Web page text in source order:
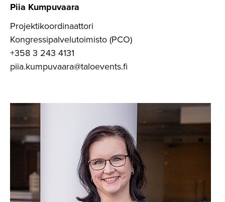
Piia Kumpuvaara
Projektikoordinaattori
Kongressipalvelutoimisto (PCO)
+358 3 243 4131
piia.kumpuvaara@taloevents.fi